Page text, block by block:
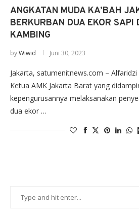
ANGKATAN MUDA KA’BAH
BERKURBAN DUA EKOR SAPI
KAMBING
byWiwid Juni 30, 2023
Jakarta, satumenitnews.com –
Ketua AMK Jakarta Barat yang
kepengurusannya melaksanakan
dua ekor …